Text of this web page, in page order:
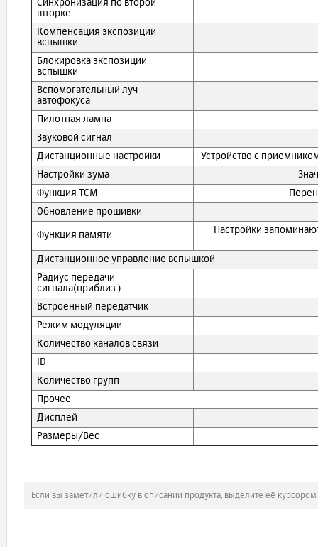
Синхронизация по второй
шторке
Компенсация экспозиции
вспышки
Блокировка экспозиции
вспышки
Вспомогательный луч
автофокуса
Пилотная лампа
Звуковой сигнал
Дистанционные настройки
Устройство с
Настройки зума
Функция TCM
Обновление прошивки
Функция памяти Настройки
Дистанционное управление вспышкой
Радиус передачи
сигнала(приблиз.)
Встроенный передатчик
Режим модуляции
Количество каналов связи
ID
Количество групп
Прочее
Дисплей
Размеры/Вес
Если вы заметили ошибку в описании продукта, выделите её